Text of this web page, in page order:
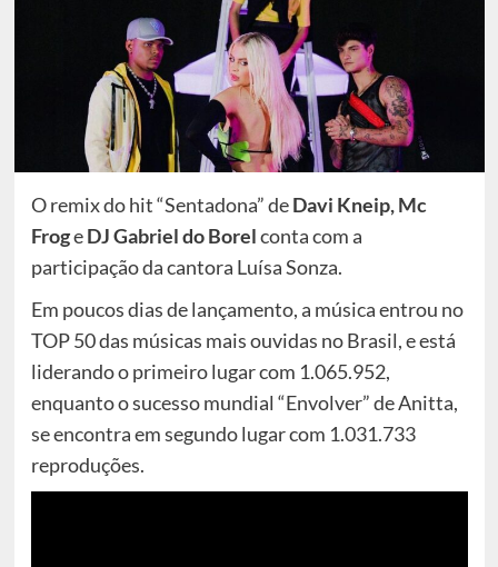
O remix do hit “Sentadona” deDavi Kneip, Mc
FrogeDJ Gabriel do Borelconta com a
participação da cantora Luísa Sonza.
Em poucos dias de lançamento, a música entrou no
TOP 50 das músicas mais ouvidas no Brasil, e está
liderando o primeiro lugar com 1.065.952,
enquanto o sucesso mundial “Envolver” de Anitta,
se encontra em segundo lugar com 1.031.733
reproduções.